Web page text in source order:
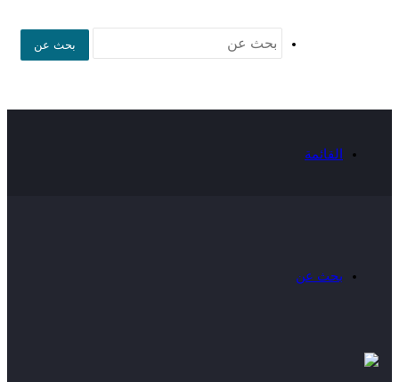
بحث عن
القائمة
بحث عن